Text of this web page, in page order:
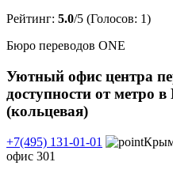
Рейтинг: 5.0/5 (Голосов: 1)
Бюро переводов ONE
Уютный офис центра
доступности от метро
(кольцевая)
+7(495) 131-01-01
офис 301